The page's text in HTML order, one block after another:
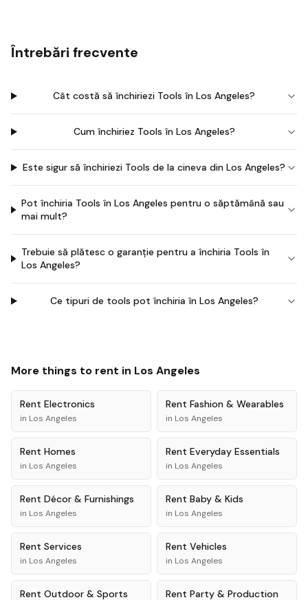
Întrebări frecvente
Cât costă să închiriezi Tools în Los Angeles?
Cum închiriez Tools în Los Angeles?
Este sigur să închiriezi Tools de la cineva din Los Angeles?
Pot închiria Tools în Los Angeles pentru o săptămână sau
mai mult?
Trebuie să plătesc o garanție pentru a închiria Tools în
Los Angeles?
Ce tipuri de tools pot închiria în Los Angeles?
More things to rent in Los Angeles
Rent Electronics
in Los Angeles
Rent Fashion & Wearables
in Los Angeles
Rent Homes
in Los Angeles
Rent Everyday Essentials
in Los Angeles
Rent Décor & Furnishings
in Los Angeles
Rent Baby & Kids
in Los Angeles
Rent Services
in Los Angeles
Rent Vehicles
in Los Angeles
Rent Outdoor & Sports Rent Party & Production